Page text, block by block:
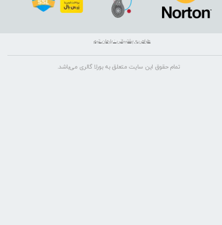
تمام حقوق این سایت متعلق به بورلا گالری می‌باشد.
طراحی و پشتیبانی : بارمان تیم